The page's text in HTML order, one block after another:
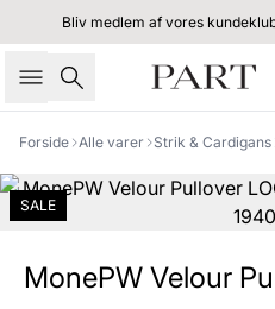
Bliv medlem af vores
Søg
Forside Alle varer Strik & Cardigans
SALE
MonePW Velour